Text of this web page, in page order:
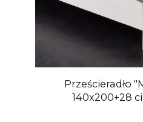
Prześcieradło
140x200+28